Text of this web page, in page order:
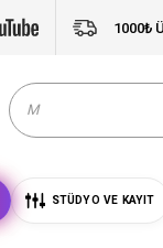
1000₺
STÜDYO VE KAYIT